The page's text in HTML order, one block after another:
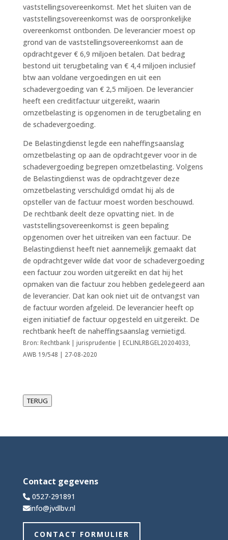
vaststellingsovereenkomst. Met het sluiten van de
vaststellingsovereenkomst was de oorspronkelijke
overeenkomst ontbonden. De leverancier moest op
grond van de vaststellingsovereenkomst aan de
opdrachtgever € 6,9 miljoen betalen. Dat bedrag
bestond uit terugbetaling van € 4,4 miljoen inclusief
btw aan voldane vergoedingen en uit een
schadevergoeding van € 2,5 miljoen. De leverancier
heeft een creditfactuur uitgereikt, waarin
omzetbelasting is opgenomen in de terugbetaling en
de schadevergoeding.
De Belastingdienst legde een naheffingsaanslag
omzetbelasting op aan de opdrachtgever voor in de
schadevergoeding begrepen omzetbelasting. Volgens
de Belastingdienst was de opdrachtgever deze
omzetbelasting verschuldigd omdat hij als de
opsteller van de factuur moest worden beschouwd.
De rechtbank deelt deze opvatting niet. In de
vaststellingsovereenkomst is geen bepaling
opgenomen over het uitreiken van een factuur. De
Belastingdienst heeft niet aannemelijk gemaakt dat
de opdrachtgever wilde dat voor de schadevergoeding
een factuur zou worden uitgereikt en dat hij het
opmaken van die factuur zou hebben gedelegeerd aan
de leverancier. Dat kan ook niet uit de ontvangst van
de factuur worden afgeleid. De leverancier heeft op
eigen initiatief de factuur opgesteld en uitgereikt. De
rechtbank heeft de naheffingsaanslag vernietigd.
Bron: Rechtbank | jurisprudentie | ECLINLRBGEL20204033,
AWB 19/548 | 27-08-2020
TERUG
Contact gegevens
0527-291891
info@jvdlbv.nl
CONTACT FORMULIER